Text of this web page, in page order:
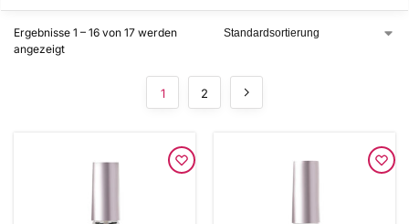
Ergebnisse 1 – 16 von 17 werden
angezeigt
1 2